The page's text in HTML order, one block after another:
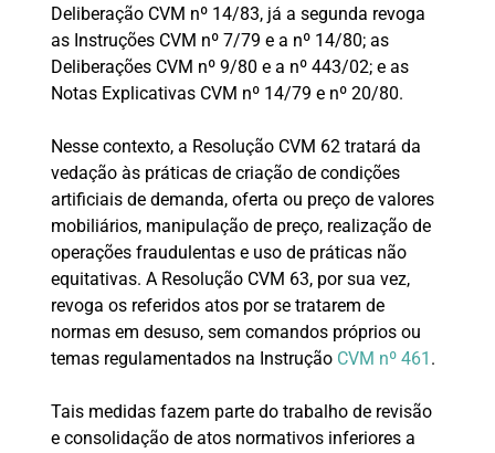
Deliberação CVM nº 14/83, já a segunda revoga
as Instruções CVM nº 7/79 e a nº 14/80; as
Deliberações CVM nº 9/80 e a nº 443/02; e as
Notas Explicativas CVM nº 14/79 e nº 20/80.
Nesse contexto, a Resolução CVM 62 tratará da
vedação às práticas de criação de condições
artificiais de demanda, oferta ou preço de valores
mobiliários, manipulação de preço, realização de
operações fraudulentas e uso de práticas não
equitativas. A Resolução CVM 63, por sua vez,
revoga os referidos atos por se tratarem de
normas em desuso, sem comandos próprios ou
temas regulamentados na Instrução CVM nº 461 .
Tais medidas fazem parte do trabalho de revisão
e consolidação de atos normativos inferiores a